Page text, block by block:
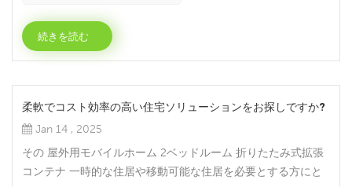
続きを読む
柔軟でコスト効率の高い住宅ソリューションをお探しですか?
Jan 14 , 2025
その 屋外用モバイルホーム 2ベッドルーム 折りたたみ式拡張
コンテナ 一時的な住居や移動可能な住居を必要とする方にと